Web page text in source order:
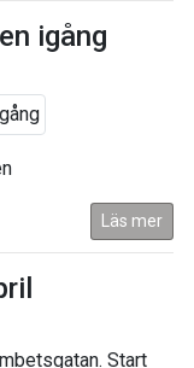
igång
Läs mer
Start